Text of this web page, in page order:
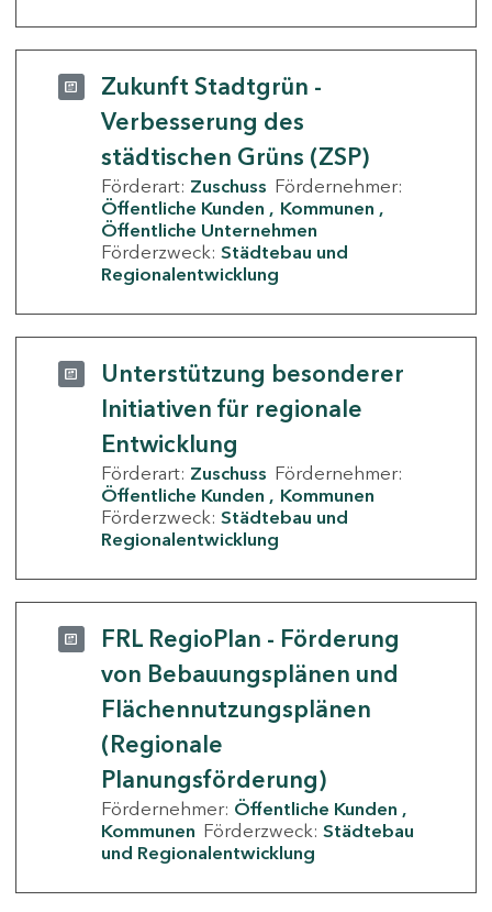
Zukunft Stadtgrün -
Verbesserung des
städtischen Grüns (ZSP)
Förderart: Zuschuss Fördernehmer:
Öffentliche Kunden
Kommunen
Öffentliche Unternehmen
Förderzweck: Städtebau und
Regionalentwicklung
Unterstützung besonderer
Initiativen für regionale
Entwicklung
Förderart: Zuschuss Fördernehmer:
Öffentliche Kunden
Kommunen
Förderzweck: Städtebau und
Regionalentwicklung
FRL RegioPlan - Förderung
von Bebauungsplänen und
Flächennutzungsplänen
(Regionale
Planungsförderung)
Fördernehmer: Öffentliche Kunden
Kommunen Förderzweck: Städtebau
und Regionalentwicklung